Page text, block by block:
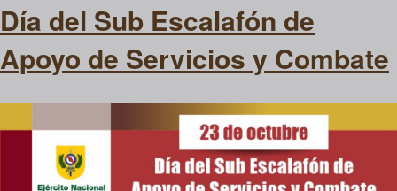
Día del Sub Escalafón de
Apoyo de Servicios y Combate